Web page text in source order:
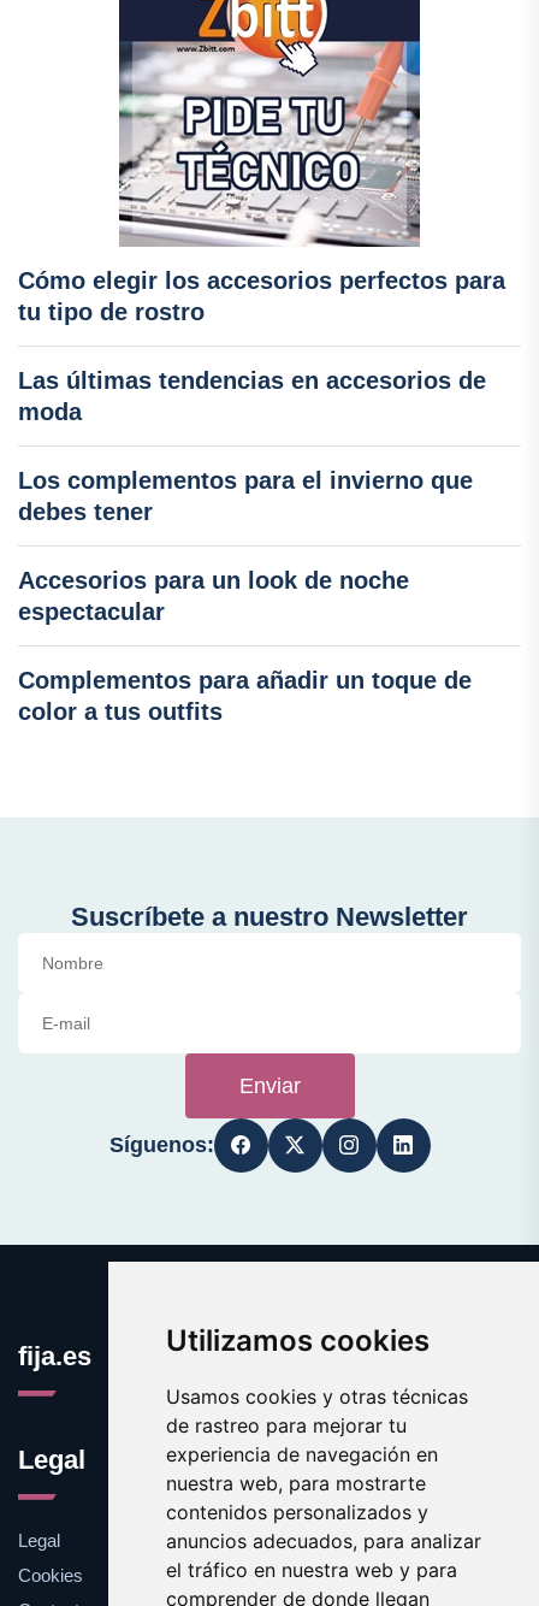
Utilizamos cookies
Usamos cookies y otras técnicas
de rastreo para mejorar tu
experiencia de navegación en
nuestra web, para mostrarte
contenidos personalizados y
anuncios adecuados, para analizar
el tráfico en nuestra web y para
comprender de donde llegan
Cómo elegir los accesorios perfectos para
tu tipo de rostro
Las últimas tendencias en accesorios de
moda
Los complementos para el invierno que
debes tener
Accesorios para un look de noche
espectacular
Complementos para añadir un toque de
color a tus outfits
Suscríbete a nuestro Newsletter
Enviar
Síguenos:
fija.es
Legal
Legal
Cookies